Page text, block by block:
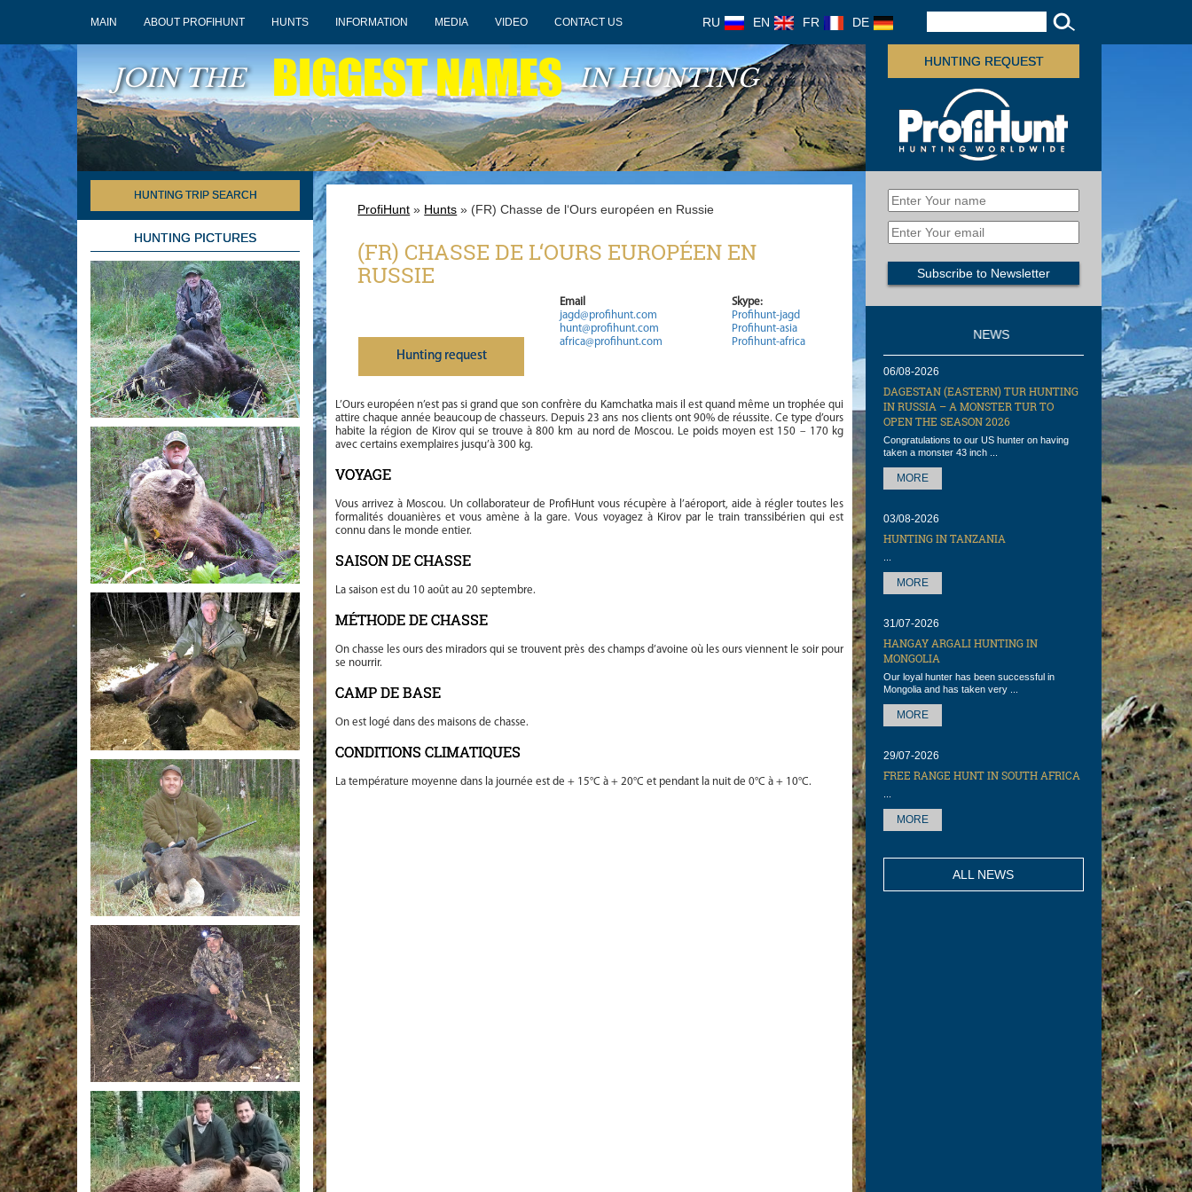
MAIN ABOUT PROFIHUNT HUNTS INFORMATION MEDIA VIDEO CONTACT US RU EN FR DE
JOIN THE BIGGEST NAMES IN HUNTING
HUNTING REQUEST
HUNTING TRIP SEARCH
HUNTING PICTURES
ProfiHunt » Hunts » (FR) Chasse de l‘Ours européen en Russie
(FR) CHASSE DE L‘OURS EUROPÉEN EN
RUSSIE
Нunting request
Email
jagd@profihunt.com
hunt@profihunt.com
africa@profihunt.com
Skype:
Profihunt-jagd
Profihunt-asia
Profihunt-africa
L’Ours européen n’est pas si grand que son confrère du Kamchatka mais il est quand même un trophée qui
attire chaque année beaucoup de chasseurs. Depuis 23 ans nos clients ont 90% de réussite. Ce type d’ours
habite la région de Kirov qui se trouve à 800 km au nord de Moscou. Le poids moyen est 150 – 170 kg
avec certains exemplaires jusqu’à 300 kg.
VOYAGE
Vous arrivez à Moscou. Un collaborateur de ProfiHunt vous récupère à l’aéroport, aide à régler toutes les
formalités douanières et vous amène à la gare. Vous voyagez à Kirov par le train transsibérien qui est
connu dans le monde entier.
SAISON DE CHASSE
La saison est du 10 août au 20 septembre.
MÉTHODE DE CHASSE
On chasse les ours des miradors qui se trouvent près des champs d’avoine où les ours viennent le soir pour
se nourrir.
CAMP DE BASE
On est logé dans des maisons de chasse.
CONDITIONS CLIMATIQUES
La température moyenne dans la journée est de + 15°C à + 20°C et pendant la nuit de 0°C à + 10°C.
NEWS
06/08-2026
DAGESTAN (EASTERN) TUR HUNTING
IN RUSSIA – A MONSTER TUR TO
OPEN THE SEASON 2026
Congratulations to our US hunter on having
taken a monster 43 inch ...
MORE
03/08-2026
HUNTING IN TANZANIA
MORE
31/07-2026
HANGAY ARGALI HUNTING IN
MONGOLIA
Our loyal hunter has been successful in
Mongolia and has taken very ...
MORE
29/07-2026
FREE RANGE HUNT IN SOUTH AFRICA
MORE
ALL NEWS